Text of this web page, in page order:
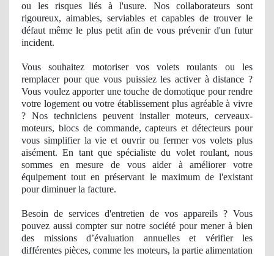
ou les risques liés à l'usure. Nos collaborateurs sont
rigoureux, aimables, serviables et capables de trouver le
défaut même le plus petit afin de vous prévenir d'un futur
incident.
Vous souhaitez motoriser vos volets roulants ou les
remplacer pour que vous puissiez les activer à distance ?
Vous voulez apporter une touche de domotique pour rendre
votre logement ou votre établissement plus agréableà vivre
? Nos techniciens peuvent installer moteurs, cerveaux-
moteurs, blocs de commande, capteurs et détecteurs pour
vous simplifier la vie et ouvrir ou fermer vos volets plus
aisément. En tant que spécialiste du volet roulant, nous
sommes en mesure de vous aider à améliorer votre
équipement tout en préservant le maximum de l'existant
pour diminuer la facture.
Besoin de services d'entretien de vos appareils ? Vous
pouvez aussi compter sur notre société pour mener à bien
des missions d’évaluation annuelles et vérifier les
différentes pièces, comme les moteurs, la partie alimentation